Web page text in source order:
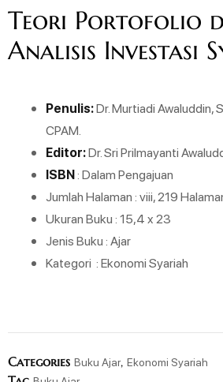
Teori Portofolio
Analisis Investasi
Penulis:Dr. Murtiadi Awaluddin,
CPAM.
Editor:Dr. Sri Prilmayanti
ISBN: Dalam Pengajuan
Jumlah Halaman : viii, 219
Ukuran Buku : 15,4 x 23
Jenis Buku : Ajar
Kategori : Ekonomi Syariah
Categories Buku Ajar, Ekonomi Syariah